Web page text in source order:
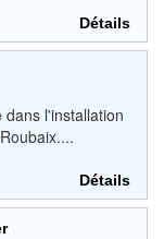
Détails
l'installation
Détails